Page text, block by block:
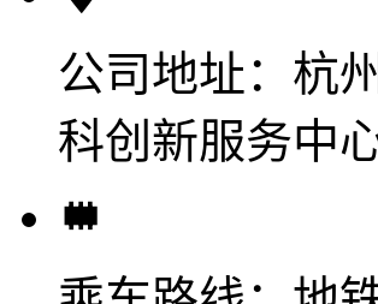
公司地址： 杭
科创新服务中